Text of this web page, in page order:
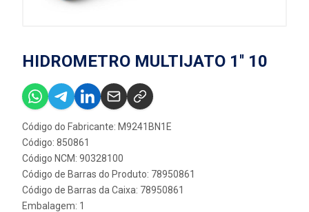
HIDROMETRO MULTIJATO 1'' 10
Código do Fabricante: M9241BN1E
Código: 850861
Código NCM: 90328100
Código de Barras do Produto: 78950861
Código de Barras da Caixa: 78950861
Embalagem: 1